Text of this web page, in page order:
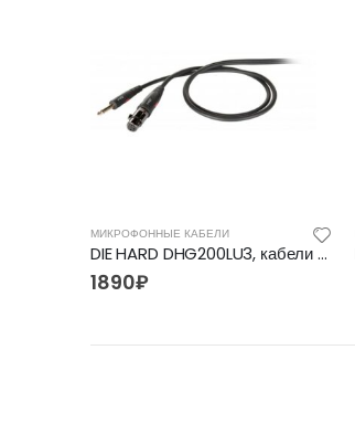
МИКРОФОННЫЕ КАБЕЛИ
DIE HARD DHG200LU3, кабели и шнуры
1890₽